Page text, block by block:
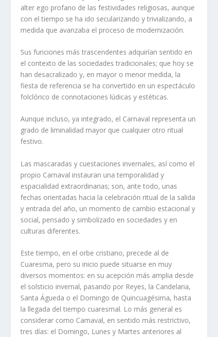
alter ego profano de las festividades religiosas, aunque
con el tiempo se ha ido secularizando y trivializando, a
medida que avanzaba el proceso de modernización.
Sus funciones más trascendentes adquirían sentido en
el contexto de las sociedades tradicionales; que hoy se
han desacralizado y, en mayor o menor medida, la
fiesta de referencia se ha convertido en un espectáculo
folclórico de connotaciones lúdicas y estéticas.
Aunque incluso, ya integrado, el Carnaval representa un
grado de liminalidad mayor que cualquier otro ritual
festivo.
Las mascaradas y cuestaciones invernales, así como el
propio Carnaval instauran una temporalidad y
espacialidad extraordinarias; son, ante todo, unas
fechas orientadas hacia la celebración ritual de la salida
y entrada del año, un momento de cambio estacional y
social, pensado y simbolizado en sociedades y en
culturas diferentes.
Este tiempo, en el orbe cristiano, precede al de
Cuaresma, pero su inicio puede situarse en muy
diversos momentos: en su acepción más amplia desde
el solsticio invernal, pasando por Reyes, la Candelaria,
Santa Águeda o el Domingo de Quincuagésima, hasta
la llegada del tiempo cuaresmal. Lo más general es
considerar como Carnaval, en sentido más restrictivo,
tres días: el Domingo, Lunes y Martes anteriores al